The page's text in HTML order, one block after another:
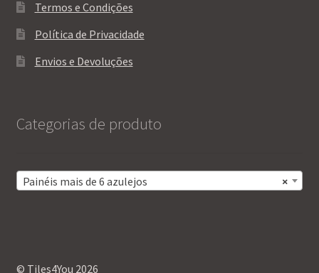
Termos e Condições
Política de Privacidade
Envios e Devoluções
Categorias de produto
×
Painéis mais de 6 azulejos
© Tiles4You 2026